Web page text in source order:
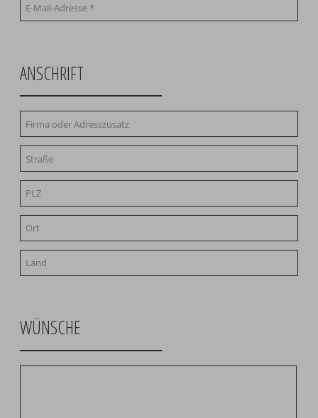
ANSCHRIFT
WÜNSCHE